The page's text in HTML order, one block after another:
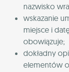
nazwisko
wskazanie
miejsce i
obowiązuje;
dokładny
elementów